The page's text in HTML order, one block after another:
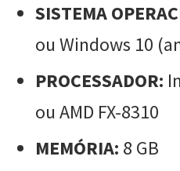
SISTEMA
ou Windows 10
PROCESSADOR:
ou AMD FX-8310
MEMÓRIA: 8 GB